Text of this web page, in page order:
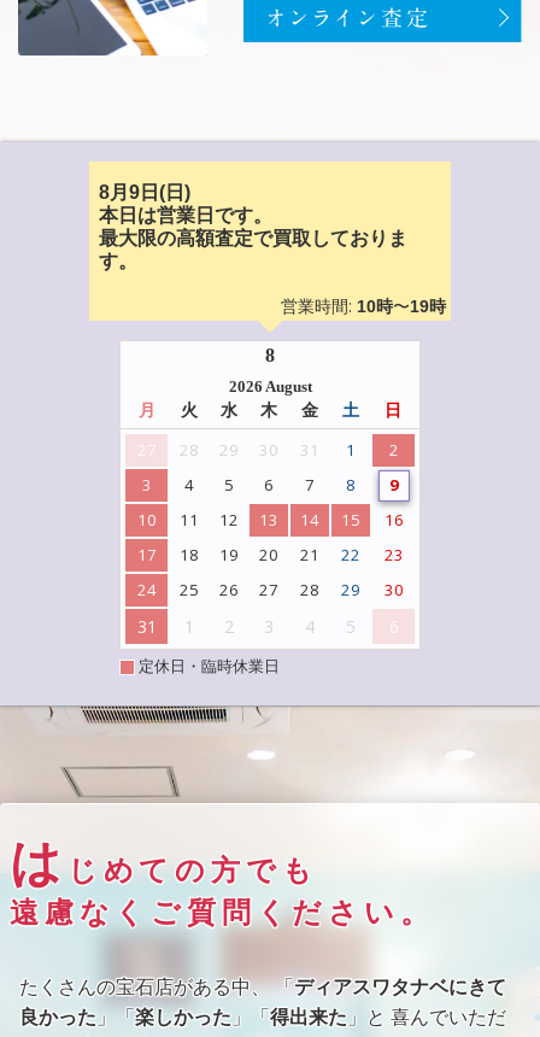
8月9日(日)
本日は営業日です。
最大限の高額査定で買取しておりま
す。
営業時間: 10時〜19時
8
2026 August
月
火 水 木 金 土 日
27 28 29 30 31 1
2
3
4 5 6 7 8
9
10
11 12 13 14 15
16
17
18 19 20 21 22
23
24
25 26 27 28 29 30
31 1 2 3 4 5 6
定休日・臨時休業日
はじめての方でも
遠慮なくご質問ください。
たくさんの宝石店がある中、 「ディアスワタナベにきて
良かった」「楽しかった 」「得出来た 」と 喜んでいただ